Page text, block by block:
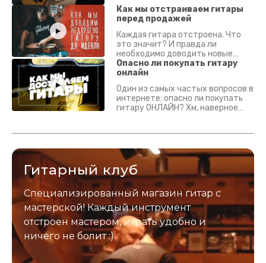
Как мы отстраиваем гитары
перед продажей
Каждая гитара отстроена. Что
это значит? И правда ли
необходимо доводить новые
гитары? Если кратко - да.
Подробно - в видео :)
Опасно ли покупать гитару
онлайн
Один из самых частых вопросов в
интернете: опасно ли покупать
гитару ОНЛАЙН? Хм, наверное
застрахован. Случись что -
Гитарный клуб
Специализированный магазин гитар с
мастерской! Каждый инструмент
отстроен мастером, играть удобно и
ничего не болит :)